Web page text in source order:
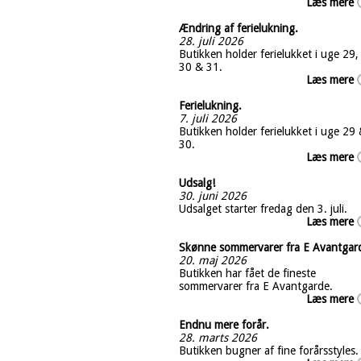
Ændring af ferielukning.
28. juli 2026
Butikken holder ferielukket i uge 29,
30 & 31.
Læs mere
Ferielukning.
7. juli 2026
Butikken holder ferielukket i uge 29
30.
Læs mere
Udsalg!
30. juni 2026
Udsalget starter fredag den 3. juli.
Læs mere
Skønne sommervarer fra E
20. maj 2026
Butikken har fået de fineste
sommervarer fra E Avantgarde.
Læs mere
Endnu mere forår.
28. marts 2026
Butikken bugner af fine forårsstyles.